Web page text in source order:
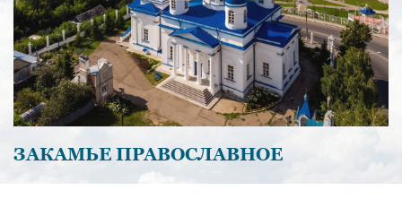
ЗАКАМЬЕ ПРАВОСЛАВНОЕ